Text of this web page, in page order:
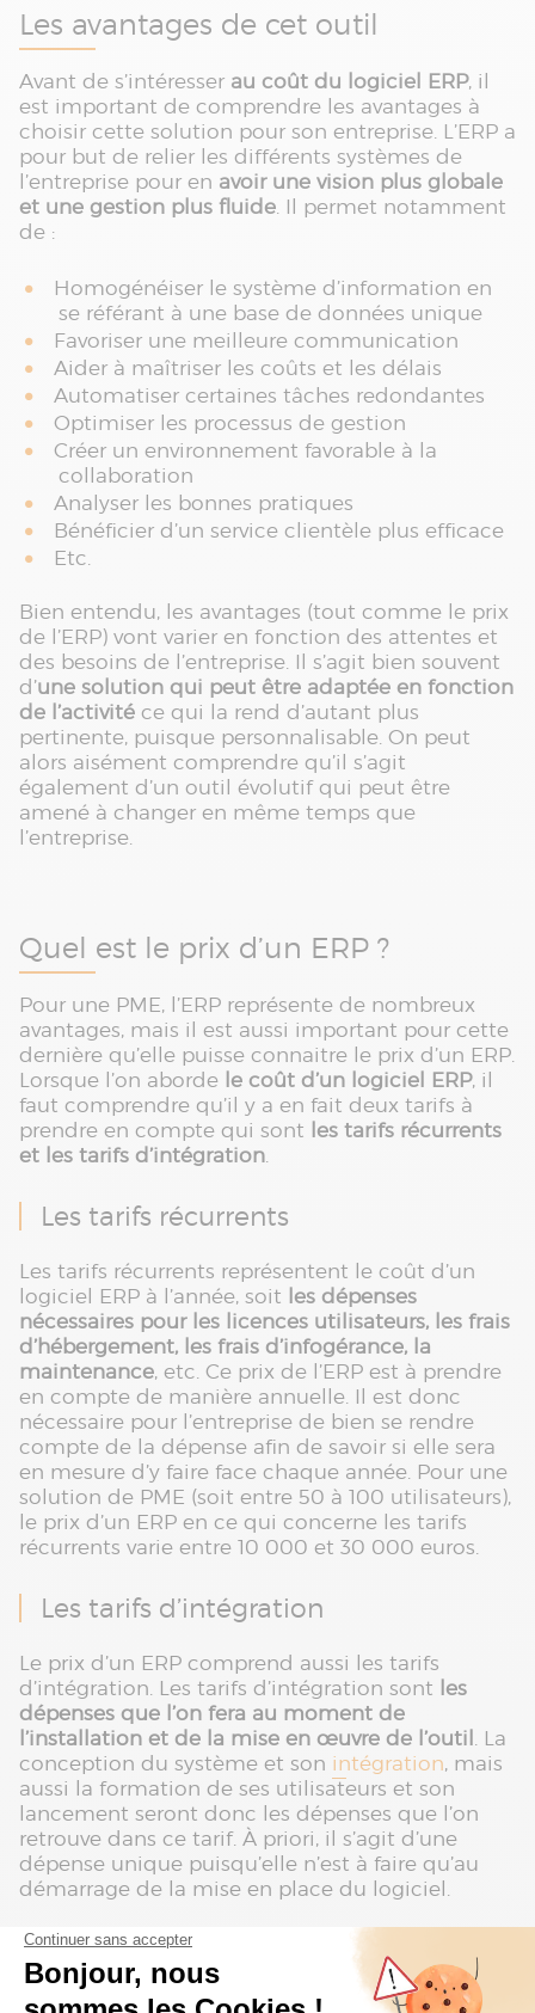
Les avantages de cet outil
Avant de s’intéresser au coût du logiciel ERP, il
est important de comprendre les avantages à
choisir cette solution pour son entreprise. L’ERP a
pour but de relier les différents systèmes de
l’entreprise pour en avoir une vision plus globale
et une gestion plus fluide. Il permet notamment
de :
Homogénéiser le système d’information en
se référant à une base de données unique
Favoriser une meilleure communication
Aider à maîtriser les coûts et les délais
Automatiser certaines tâches redondantes
Optimiser les processus de gestion
Créer un environnement favorable à la
collaboration
Analyser les bonnes pratiques
Bénéficier d’un service clientèle plus efficace
Etc.
Bien entendu, les avantages (tout comme le prix
de l’ERP) vont varier en fonction des attentes et
des besoins de l’entreprise. Il s’agit bien souvent
d’une solution qui peut être adaptée en fonction
de l’activité ce qui la rend d’autant plus
pertinente, puisque personnalisable. On peut
alors aisément comprendre qu’il s’agit
également d’un outil évolutif qui peut être
amené à changer en même temps que
l’entreprise.
Quel est le prix d’un ERP ?
Pour une PME, l’ERP représente de nombreux
avantages, mais il est aussi important pour cette
dernière qu’elle puisse connaitre le prix d’un ERP.
Lorsque l’on aborde le coût d’un logiciel ERP, il
faut comprendre qu’il y a en fait deux tarifs à
prendre en compte qui sont les tarifs récurrents
et les tarifs d’intégration.
Les tarifs récurrents
Les tarifs récurrents représentent le coût d’un
logiciel ERP à l’année, soit les dépenses
nécessaires pour les licences utilisateurs, les frais
d’hébergement, les frais d’infogérance, la
maintenance, etc. Ce prix de l’ERP est à prendre
en compte de manière annuelle. Il est donc
nécessaire pour l’entreprise de bien se rendre
compte de la dépense afin de savoir si elle sera
en mesure d’y faire face chaque année. Pour une
solution de PME (soit entre 50 à 100 utilisateurs),
le prix d’un ERP en ce qui concerne les tarifs
récurrents varie entre 10 000 et 30 000 euros.
Les tarifs d’intégration
Le prix d’un ERP comprend aussi les tarifs
d’intégration. Les tarifs d’intégration sont les
dépenses que l’on fera au moment de
l’installation et de la mise en œuvre de l’outil . La
conception du système et son intégration, mais
aussi la formation de ses utilisateurs et son
lancement seront donc les dépenses que l’on
retrouve dans ce tarif. À priori, il s’agit d’une
dépense unique puisqu’elle n’est à faire qu’au
démarrage de la mise en place du logiciel.
On commencera par l’étape de la définition et
de la conception du logiciel afin qu’il réponde
parfaitement aux attentes et aux besoins de